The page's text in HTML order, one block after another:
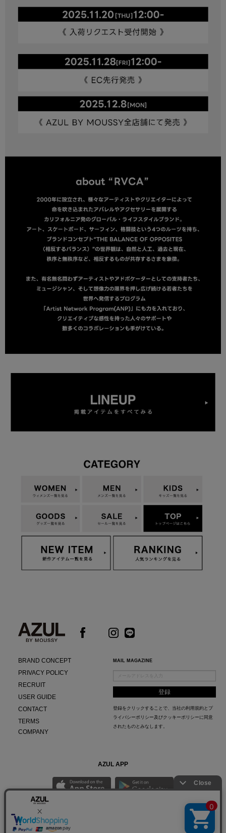
BRAND CONCEPT
PRIVACY POLICY
RECRUIT
USER GUIDE
CONTACT
TERMS
COMPANY
MAIL MAGAZINE
登録をクリックすることで、当社の利用規約 と プ
ライバシーポリシー及びクッキーポリシー に同意
されたものとみなします。
AZUL APP
最新ニュースやスタイリング紹介までAZUL BY MOUSSYのお得な情報がいち早くチェック